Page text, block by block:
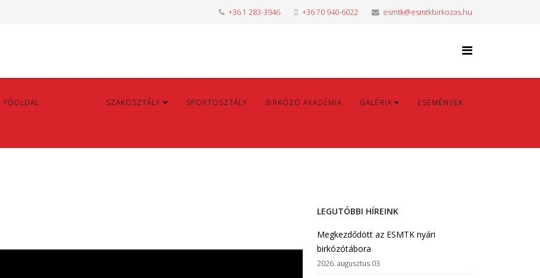
+36 1 283-3946 +36 70 940-6022 esmtk@esmtkbirkozas.hu
FŐOLDAL SZAKOSZTÁLY SPORTOSZTÁLY BIRKÓZÓ AKADÉMIA GALÉRIA ESEMÉNYEK
LEGUTÓBBI HÍREINK
Megkezdődött az ESMTK nyári
birkózótábora
2026. augusztus 03